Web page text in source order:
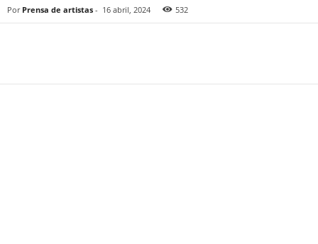
Por Prensa de artistas - 16 abril, 2024 532